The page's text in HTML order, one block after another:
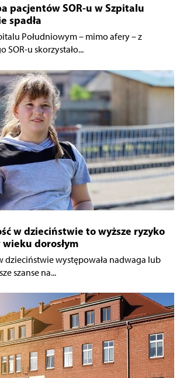
pacjentów SOR-u w Szpitalu
spadła
Południowym – mimo afery – z
SOR-u skorzystało...
w dzieciństwie to wyższe ryzyko
dorosłym
dzieciństwie występowała nadwaga lub
szanse na...